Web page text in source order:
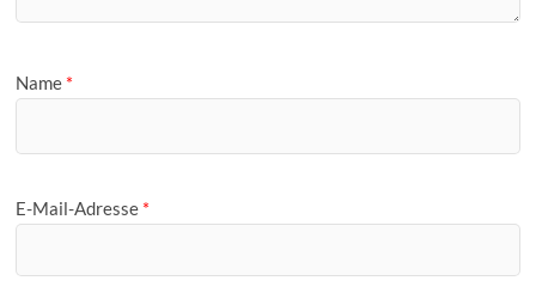
Name *
E-Mail-Adresse *